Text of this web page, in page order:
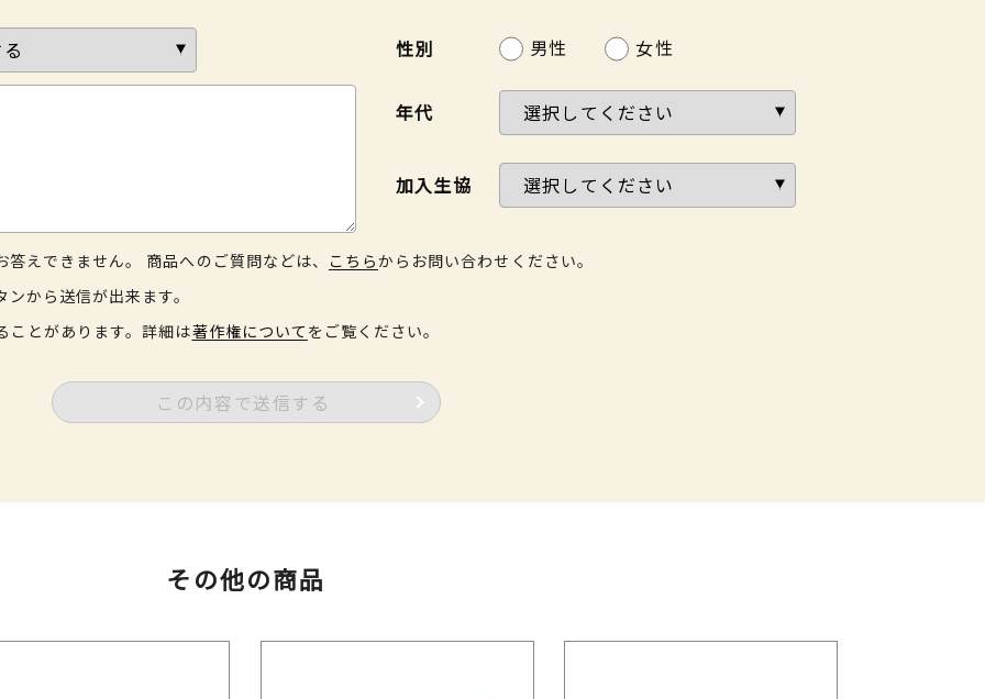
性別 男性 女性
年代
加入生協
えできません。 商品へのご質問などは、 こちらからお問い合わせください。
から送信が出来ます。
とがあります。詳細は著作権について をご覧ください。
この内容で送信する
その他の商品